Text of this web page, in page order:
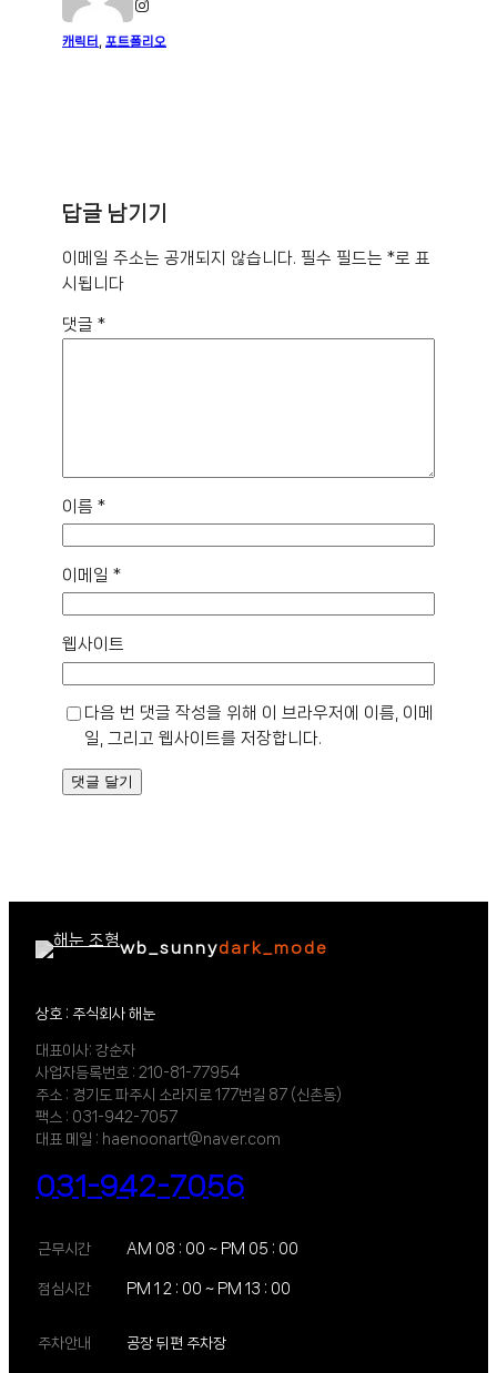
Instagram
캐릭터 , 포트폴리오
답글 남기기
이메일 주소는 공개되지 않습니다. 필수 필드는 *로 표
시됩니다
댓글 *
이름 *
이메일 *
웹사이트
다음 번 댓글 작성을 위해 이 브라우저에 이름, 이메
일, 그리고 웹사이트를 저장합니다.
wb_sunnydark_mode
상호 : 주식회사 해눈
대표이사: 강순자
사업자등록번호 : 210-81-77954
주소 : 경기도 파주시 소라지로 177번길 87 (신촌동)
팩스 : 031-942-7057
대표 메일 : haenoonart@naver.com
031-942-7056
근무시간
점심시간
AM 08 : 00 ~ PM 05 : 00
PM 1 2 : 00 ~ PM 13 : 00
주차안내 공장 뒤편 주차장